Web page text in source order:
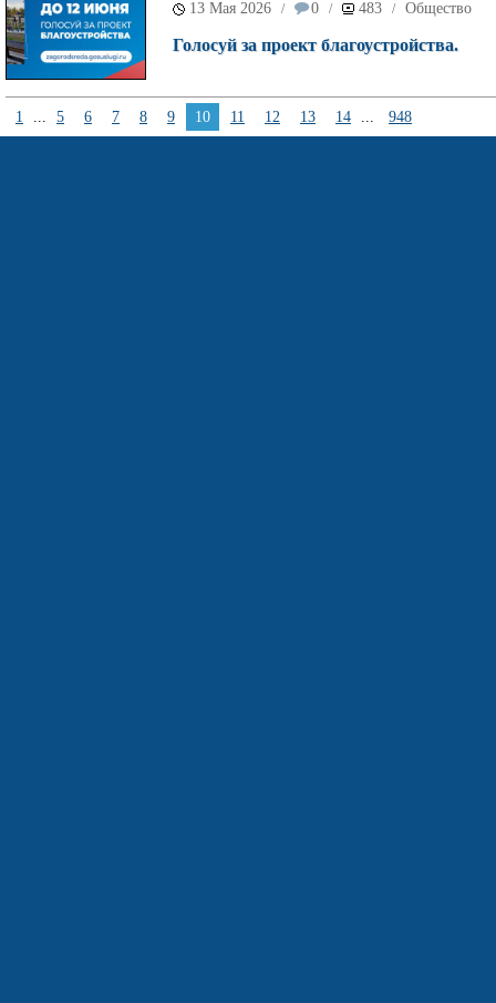
13 Мая 2026 / 0 / 483 / Общество
Голосуй за проект благоустройства.
1 ... 5 6 7 8 9 10 11 12 13 14 ... 948